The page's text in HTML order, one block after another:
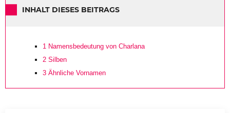
INHALT DIESES BEITRAGS
1 Namensbedeutung von Charlana
2 Silben
3 Ähnliche Vornamen